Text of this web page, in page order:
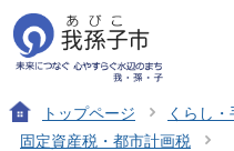
トップページ くらし・
固定資産税・都市計画税